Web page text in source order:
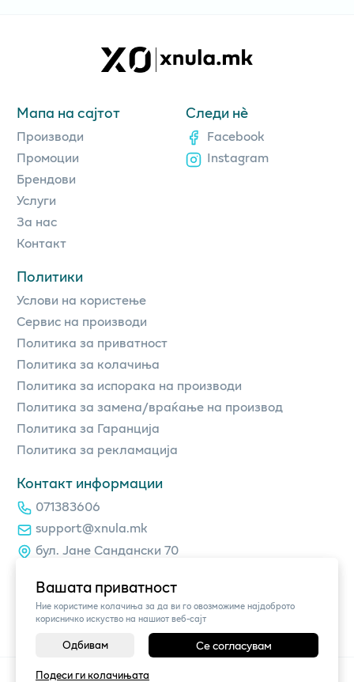
Вашата приватност
Ние користиме колачиња за да ви го овозможиме најдоброто
корисничко искуство на нашиот веб-сајт
Одбивам Се согласувам
Подеси ги колачињата
Мапа на сајтот
Производи
Промоции
Брендови
Услуги
За нас
Контакт
Политики
Услови на користење
Сервис на производи
Политика за приватност
Политика за колачиња
Политика за испорака на производи
Политика за замена/враќање на производ
Политика за Гаранција
Политика за рекламација
Контакт информации
071383606
support@xnula.mk
бул. Јане Сандански 70
Следи нè
Facebook
Instagram
©2026Vendor x